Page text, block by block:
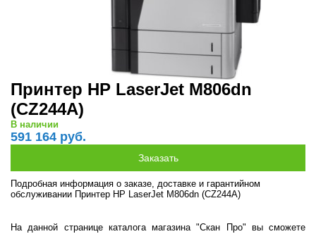
Принтер HP LaserJet M806dn
(CZ244A)
В наличии
591 164 руб.
Подробная информация о заказе, доставке и гарантийном
обслуживании Принтер HP LaserJet M806dn (CZ244A)
На данной странице каталога магазина "Скан Про" вы сможете